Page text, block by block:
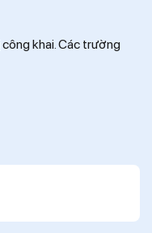
khai. Các trường